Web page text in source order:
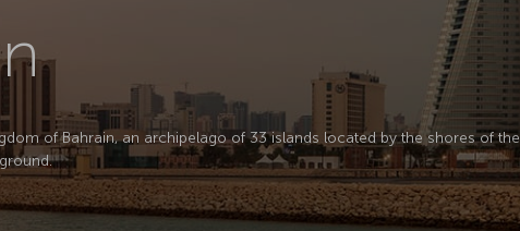
of Bahrain, an archipelago of 33 islands located by the shores of the